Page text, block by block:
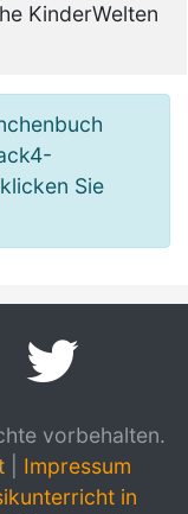
KinderWelten
Sie
vorbehalten.
Impressum
in